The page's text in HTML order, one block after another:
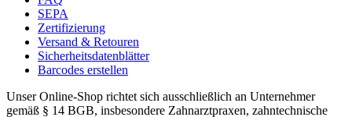
SEPA
Zertifizierung
Versand & Retouren
Sicherheitsdatenblätter
Barcodes erstellen
Unser Online-Shop richtet sich ausschließlich an Unternehmer
gemäß § 14 BGB, insbesondere Zahnarztpraxen, zahntechnische